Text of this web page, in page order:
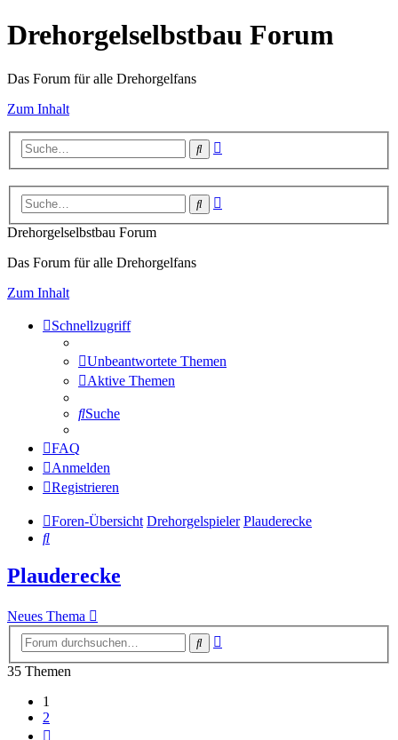
Drehorgelselbstbau Forum
Das Forum für alle Drehorgelfans
Zum Inhalt
Suche
Suche
Drehorgelselbstbau Forum
Das Forum für alle Drehorgelfans
Zum Inhalt
Schnellzugriff
Unbeantwortete Themen
Aktive Themen
Suche
FAQ
Anmelden
Registrieren
Foren-Übersicht Drehorgelspieler Plauderecke
Suche
Plauderecke
Neues Thema
Suche
35 Themen
1
2